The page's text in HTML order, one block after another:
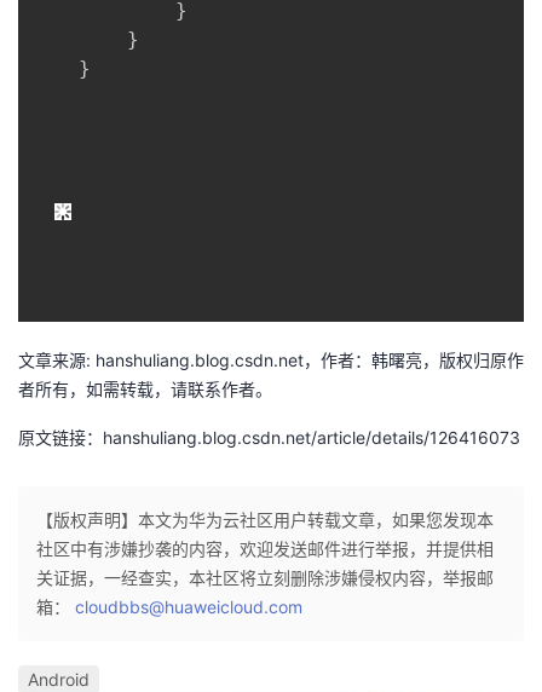
}
}
}
文章来源: hanshuliang.blog.csdn.net，作者：韩曙亮，版权归原作
者所有，如需转载，请联系作者。
原文链接：hanshuliang.blog.csdn.net/article/details/126416073
【版权声明】本文为华为云社区用户转载文章，如果您发现本
社区中有涉嫌抄袭的内容，欢迎发送邮件进行举报，并提供相
关证据，一经查实，本社区将立刻删除涉嫌侵权内容，举报邮
箱： cloudbbs@huaweicloud.com
Android